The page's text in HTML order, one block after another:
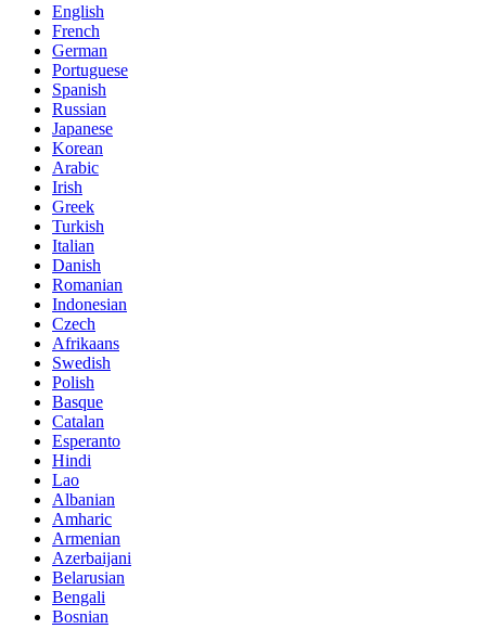
English
French
German
Portuguese
Spanish
Russian
Japanese
Korean
Arabic
Irish
Greek
Turkish
Italian
Danish
Romanian
Indonesian
Czech
Afrikaans
Swedish
Polish
Basque
Catalan
Esperanto
Hindi
Lao
Albanian
Amharic
Armenian
Azerbaijani
Belarusian
Bengali
Bosnian